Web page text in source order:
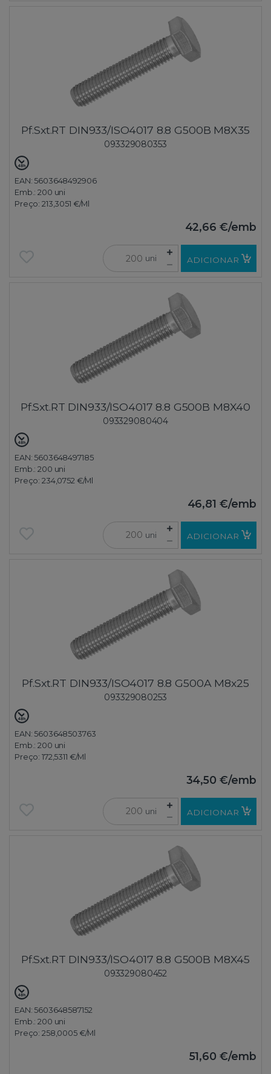
Pf.Sxt.RT DIN933/ISO4017 8.8 G500B M8X35
093329080353
EAN: 5603648492906
Emb.:200 uni
Preço: 213,3051 €/Ml
42,66 €/emb
uni ADICIONAR
Pf.Sxt.RT DIN933/ISO4017 8.8 G500B M8X40
093329080404
EAN: 5603648497185
Emb.:200 uni
Preço: 234,0752 €/Ml
46,81 €/emb
uni ADICIONAR
Pf.Sxt.RT DIN933/ISO4017 8.8 G500A M8x25
093329080253
EAN: 5603648503763
Emb.:200 uni
Preço: 172,5311 €/Ml
34,50 €/emb
uni ADICIONAR
Pf.Sxt.RT DIN933/ISO4017 8.8 G500B M8X45
093329080452
EAN: 5603648587152
Emb.:200 uni
Preço: 258,0005 €/Ml
51,60 €/emb